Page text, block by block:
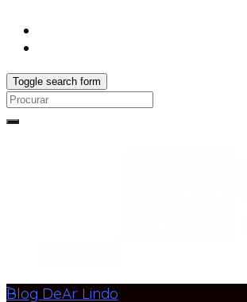
Toggle search form
Search
Blog DeAr Lindo